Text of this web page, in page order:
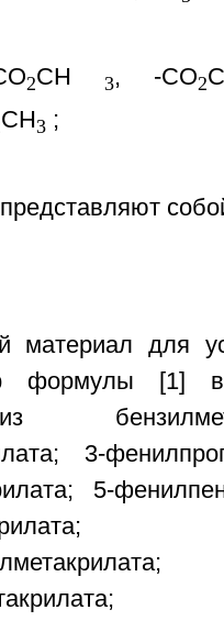
2СН 3, -СO2
СН3 ;
материал для
формулы [1]
3-
5-